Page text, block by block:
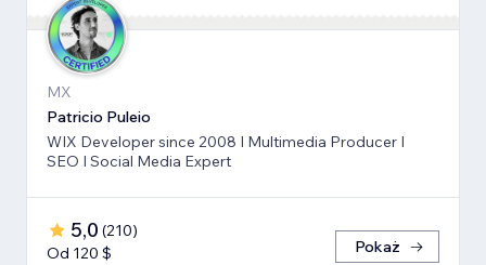
MX
Patricio Puleio
WIX Developer since 2008 I Multimedia Producer I
SEO I Social Media Expert
5,0 (210)
Od 120 $
Pokaż